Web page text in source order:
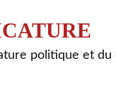
politique et du